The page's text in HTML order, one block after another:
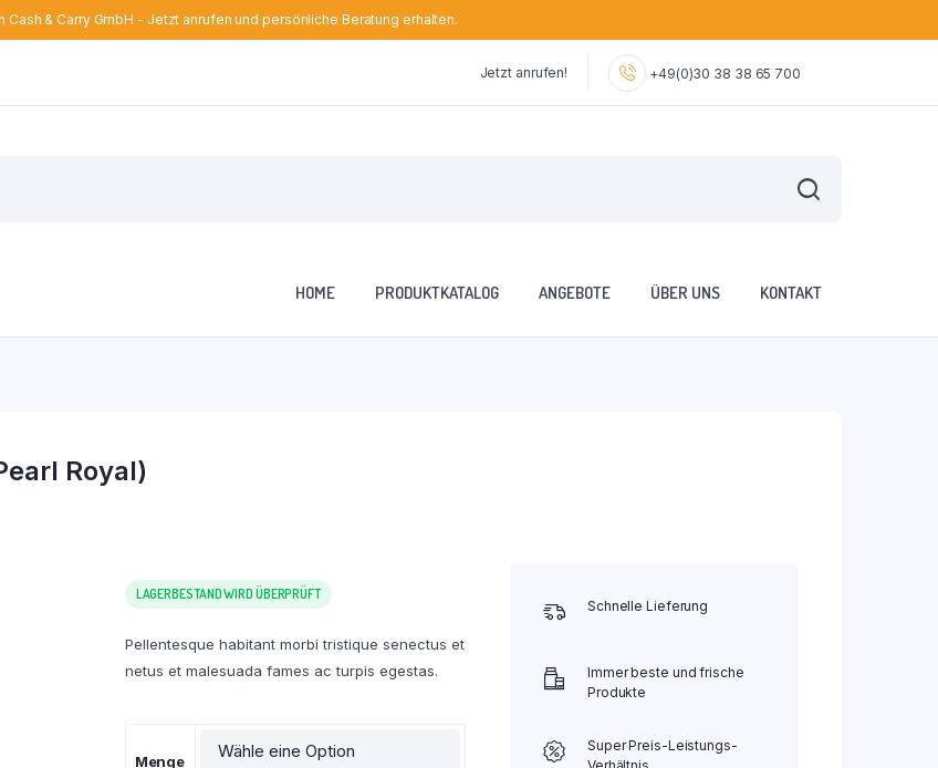
Cash & Carry GmbH - Jetzt anrufen und persönliche Beratung erhalten.
Jetzt anrufen! +49(0)30 38 38 65 700
HOME PRODUKTKATALOG ANGEBOTE ÜBER UNS KONTAKT
Royal)
LAGERBESTAND WIRD ÜBERPRÜFT
Pellentesque habitant morbi tristique senectus et
netus et malesuada fames ac turpis egestas.
Menge
Schnelle Lieferung
Immer beste und frische
Produkte
Super Preis-Leistungs-